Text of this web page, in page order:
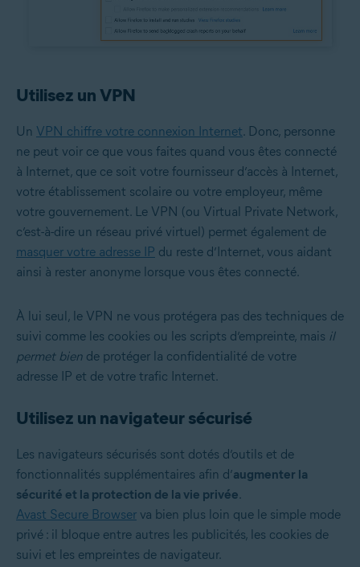
Utilisez un VPN
Un VPN chiffre votre connexion Internet. Donc, personne
ne peut voir ce que vous faites quand vous êtes connecté
à Internet, que ce soit votre fournisseur d’accès à Internet,
votre établissement scolaire ou votre employeur, même
votre gouvernement. Le VPN (ou Virtual Private Network,
c’est-à-dire un réseau privé virtuel) permet également de
masquer votre adresse IP du reste d’Internet, vous aidant
ainsi à rester anonyme lorsque vous êtes connecté.
À lui seul, le VPN ne vous protégera pas des techniques de
suivi comme les cookies ou les scripts d’empreinte, mais il
permet bien de protéger la confidentialité de votre
adresse IP et de votre trafic Internet.
Utilisez un navigateur sécurisé
Les navigateurs sécurisés sont dotés d’outils et de
fonctionnalités supplémentaires afin d’augmenter la
sécurité et la protection de la vie privée.
Avast Secure Browser va bien plus loin que le simple mode
privé : il bloque entre autres les publicités, les cookies de
suivi et les empreintes de navigateur.